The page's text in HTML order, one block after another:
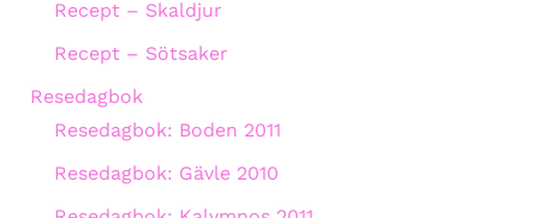
Recept – Skaldjur
Recept – Sötsaker
Resedagbok
Resedagbok: Boden 2011
Resedagbok: Gävle 2010